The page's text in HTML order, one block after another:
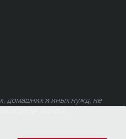
домашних и иных нужд, не